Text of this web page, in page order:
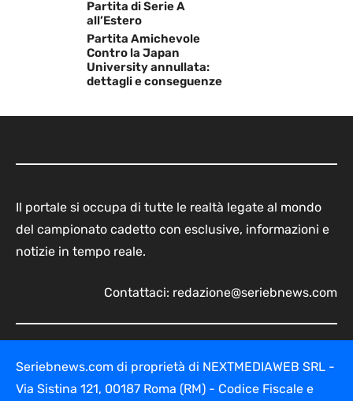
Partita di Serie A
all’Estero
Partita Amichevole
Contro la Japan
University annullata:
dettagli e conseguenze
Il portale si occupa di tutte le realtà legate al mondo
del campionato cadetto con esclusive, informazioni e
notizie in tempo reale.
Contattaci: redazione@seriebnews.com
Seriebnews.com di proprietà di NEXTMEDIAWEB SRL -
Via Sistina 121, 00187 Roma (RM) - Codice Fiscale e